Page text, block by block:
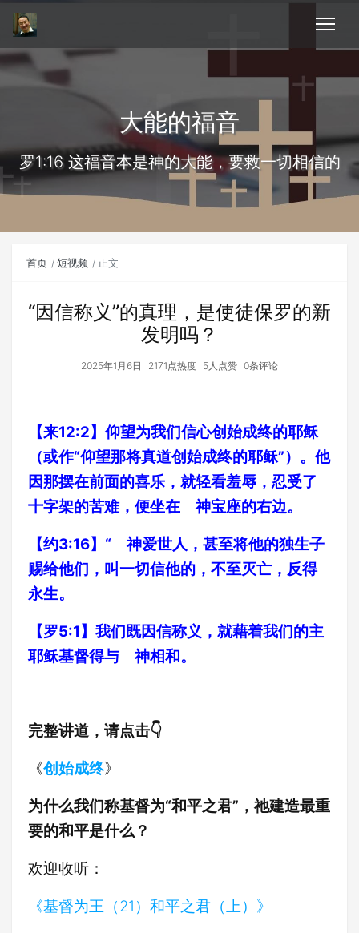
大能的福音
罗1:16 这福音本是神的大能，要救一切相信的
首页 短视频 正文
“因信称义”的真理，是使徒保罗的新
发明吗？
2025年1月6日 2171点热度 5人点赞 0条评论
【来12:2】仰望为我们信心创始成终的耶稣
（或作“仰望那将真道创始成终的耶稣”）。他
因那摆在前面的喜乐，就轻看羞辱，忍受了
十字架的苦难，便坐在 神宝座的右边。
【约3:16】“ 神爱世人，甚至将他的独生子
赐给他们，叫一切信他的，不至灭亡，反得
永生。
【罗5:1】我们既因信称义，就藉着我们的主
耶稣基督得与 神相和。
完整讲道，请点击👇
《创始成终》
为什么我们称基督为“和平之君”，祂建造最重
要的和平是什么？
欢迎收听：
《基督为王（21）和平之君（上）》